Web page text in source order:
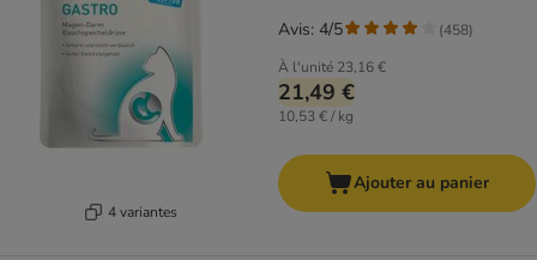
4 variantes
À l'unité 23,16 €
21,49 €
10,53 € / kg
Avis: 4/5 (458)
Ajouter au panier